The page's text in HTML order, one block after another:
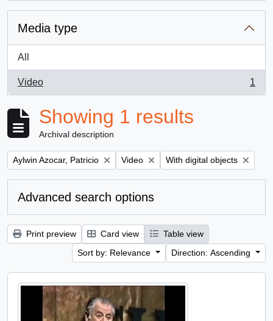
Media type
All
Video
, 1 results
1
Showing 1 results
Archival description
Remove filter:
Aylwin Azocar, Patricio Remove filter:
Video Remove filter:
With digital objects
Advanced search options
Print preview Card view
Table view
Sort by: Relevance
Direction: Ascending